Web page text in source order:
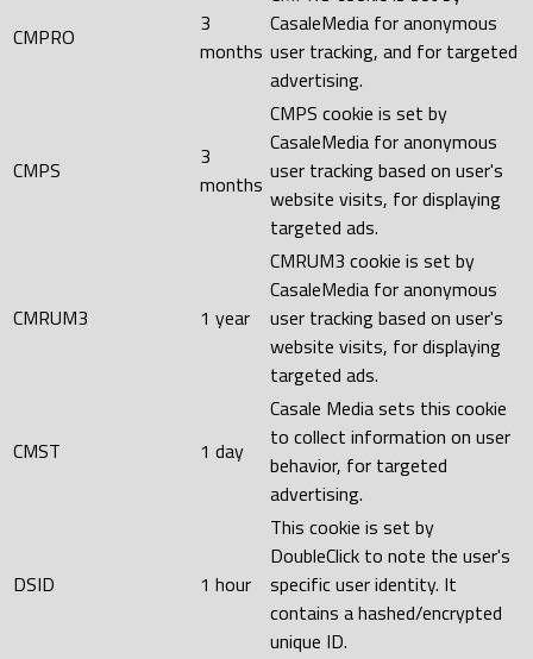
CMPRO
3
months
CasaleMedia for anonymous
user tracking, and for targeted
advertising.
CMPS
3
months
CMPS cookie is set by
CasaleMedia for anonymous
user tracking based on user's
website visits, for displaying
targeted ads.
CMRUM3 1 year
CMRUM3 cookie is set by
CasaleMedia for anonymous
user tracking based on user's
website visits, for displaying
targeted ads.
CMST 1 day
Casale Media sets this cookie
to collect information on user
behavior, for targeted
advertising.
DSID 1 hour
This cookie is set by
DoubleClick to note the user's
specific user identity. It
contains a hashed/encrypted
unique ID.